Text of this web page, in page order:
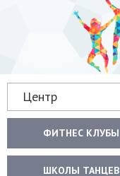
Центр
ФИТНЕС КЛУБЫ
ШКОЛЫ ТАНЦЕВ